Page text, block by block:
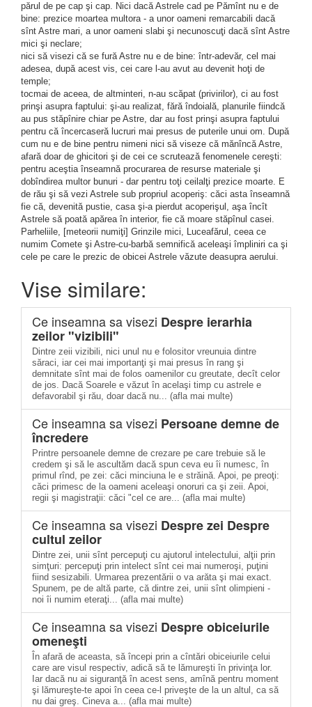
părul de pe cap şi cap. Nici dacă Astrele cad pe Pămînt nu e de
bine: prezice moartea multora - a unor oameni remarcabili dacă
sînt Astre mari, a unor oameni slabi şi necunoscuţi dacă sînt Astre
mici şi neclare;
nici să visezi că se fură Astre nu e de bine: într-adevăr, cel mai
adesea, după acest vis, cei care l-au avut au devenit hoţi de
temple;
tocmai de aceea, de altminteri, n-au scăpat (privirilor), ci au fost
prinşi asupra faptului: şi-au realizat, fără îndoială, planurile fiindcă
au pus stăpînire chiar pe Astre, dar au fost prinşi asupra faptului
pentru că încercaseră lucruri mai presus de puterile unui om. După
cum nu e de bine pentru nimeni nici să viseze că mănîncă Astre,
afară doar de ghicitori şi de cei ce scrutează fenomenele cereşti:
pentru aceştia înseamnă procurarea de resurse materiale şi
dobîndirea multor bunuri - dar pentru toţi ceilalţi prezice moarte. E
de rău şi să vezi Astrele sub propriul acoperiş: căci asta înseamnă
fie că, devenită pustie, casa şi-a pierdut acoperişul, aşa încît
Astrele să poată apărea în interior, fie că moare stăpînul casei.
Parheliile, [meteorii numiţi] Grinzile mici, Luceafărul, ceea ce
numim Comete şi Astre-cu-barbă semnifică aceleaşi împliniri ca şi
cele pe care le prezic de obicei Astrele văzute deasupra aerului.
Vise similare:
Ce inseamna sa visezi Despre ierarhia
zeilor "vizibili"
Dintre zeii vizibili, nici unul nu e folositor vreunuia dintre
săraci, iar cei mai importanţi şi mai presus în rang şi
demnitate sînt mai de folos oamenilor cu greutate, decît celor
de jos. Dacă Soarele e văzut în acelaşi timp cu astrele e
defavorabil şi rău, doar dacă nu... (afla mai multe)
Ce inseamna sa visezi Persoane demne de
încredere
Printre persoanele demne de crezare pe care trebuie să le
credem şi să le ascultăm dacă spun ceva eu îi numesc, în
primul rînd, pe zei: căci minciuna le e străină. Apoi, pe preoţi:
căci primesc de la oameni aceleaşi onoruri ca şi zeii. Apoi,
regii şi magistraţii: căci "cel ce are... (afla mai multe)
Ce inseamna sa visezi Despre zei Despre
cultul zeilor
Dintre zei, unii sînt percepuţi cu ajutorul intelectului, alţii prin
simţuri: percepuţi prin intelect sînt cei mai numeroşi, puţini
fiind sesizabili. Urmarea prezentării o va arăta şi mai exact.
Spunem, pe de altă parte, că dintre zei, unii sînt olimpieni -
noi îi numim eteraţi... (afla mai multe)
Ce inseamna sa visezi Despre obiceiurile
omeneşti
În afară de aceasta, să începi prin a cîntări obiceiurile celui
care are visul respectiv, adică să te lămureşti în privinţa lor.
Iar dacă nu ai siguranţă în acest sens, amînă pentru moment
şi lămureşte-te apoi în ceea ce-l priveşte de la un altul, ca să
nu dai greş. Cineva a... (afla mai multe)